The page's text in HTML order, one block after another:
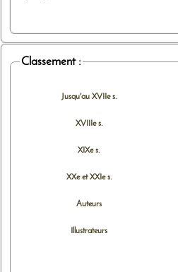
Classement :
Jusqu'au XVIIe s.
XVIIIe s.
XIXe s.
XXe et XXIe s.
Auteurs
Illustrateurs